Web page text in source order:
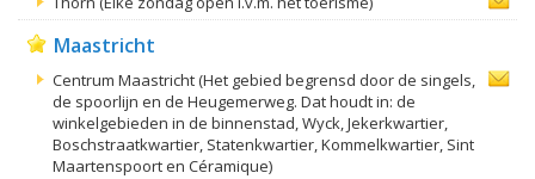
Maastricht
Centrum Maastricht (Het gebied begrensd door de singels,
de spoorlijn en de Heugemerweg. Dat houdt in: de
winkelgebieden in de binnenstad, Wyck, Jekerkwartier,
Boschstraatkwartier, Statenkwartier, Kommelkwartier, Sint
Maartenspoort en Céramique)